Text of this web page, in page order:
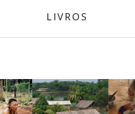
LIVROS